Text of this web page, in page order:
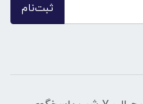
ثبت‌نام